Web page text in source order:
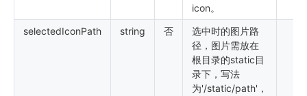
icon。
selectedIconPath
string 否
选中时的图片路
径，图片需放在
根目录的static目
录下，写法
为'/static/path'，